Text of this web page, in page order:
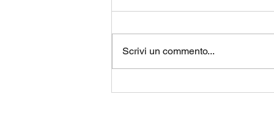
Scrivi un commento...